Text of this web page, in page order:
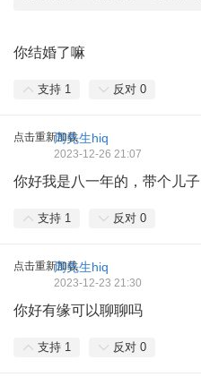
你结婚了嘛
支持 1 反对 0
点击重新加载周先生hiq
2023-12-26 21:07
你好我是八一年的，带个儿子
支持 1 反对 0
点击重新加载周先生hiq
2023-12-23 21:30
你好有缘可以聊聊吗
支持 1 反对 0